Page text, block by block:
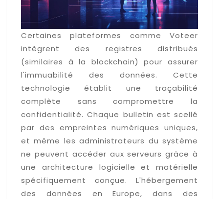
Certaines plateformes comme Voteer
intègrent des registres distribués
(similaires à la blockchain) pour assurer
l'immuabilité des données. Cette
technologie établit une traçabilité
complète sans compromettre la
confidentialité. Chaque bulletin est scellé
par des empreintes numériques uniques,
et même les administrateurs du système
ne peuvent accéder aux serveurs grâce à
une architecture logicielle et matérielle
spécifiquement conçue. L'hébergement
des données en Europe, dans des